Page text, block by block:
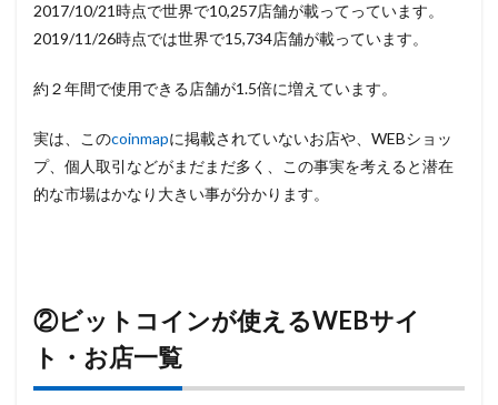
使え
るお
紹介
して
サイ
2017/10/21時点で世界で10,257店舗が載ってっています。
2019/11/26時点では世界で15,734店舗が載っています。
約２年間で使用できる店舗が1.5倍に増えています。
実は、このcoinmapに掲載されていないお店や、WEBショッ
プ、個人取引などがまだまだ多く、この事実を考えると潜在
的な市場はかなり大きい事が分かります。
②ビットコインが使えるWEBサイ
ト・お店一覧